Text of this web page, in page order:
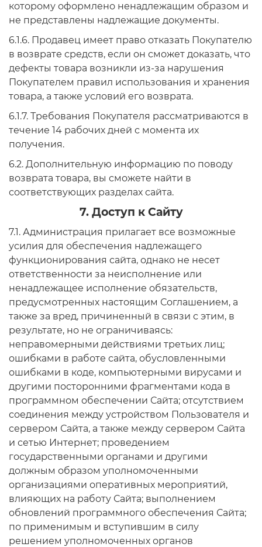
которому оформлено ненадлежащим образом и
не представлены надлежащие документы.
6.1.6. Продавец имеет право отказать Покупателю
в возврате средств, если он сможет доказать, что
дефекты товара возникли из-за нарушения
Покупателем правил использования и хранения
товара, а также условий его возврата.
6.1.7. Требования Покупателя рассматриваются в
течение 14 рабочих дней с момента их
получения.
6.2. Дополнительную информацию по поводу
возврата товара, вы сможете найти в
соответствующих разделах сайта.
7. Доступ к Сайту
7.1. Администрация прилагает все возможные
усилия для обеспечения надлежащего
функционирования сайта, однако не несет
ответственности за неисполнение или
ненадлежащее исполнение обязательств,
предусмотренных настоящим Соглашением, а
также за вред, причиненный в связи с этим, в
результате, но не ограничиваясь:
неправомерными действиями третьих лиц;
ошибками в работе сайта, обусловленными
ошибками в коде, компьютерными вирусами и
другими посторонними фрагментами кода в
программном обеспечении Сайта; отсутствием
соединения между устройством Пользователя и
сервером Сайта, а также между сервером Сайта
и сетью Интернет; проведением
государственными органами и другими
должным образом уполномоченными
организациями оперативных мероприятий,
влияющих на работу Сайта; выполнением
обновлений программного обеспечения Сайта;
по применимым и вступившим в силу
решением уполномоченных органов